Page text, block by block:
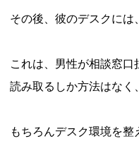
その後、彼のデスクには
これは、男性が相談窓
読み取るしか方法はなく
もちろんデスク環境を